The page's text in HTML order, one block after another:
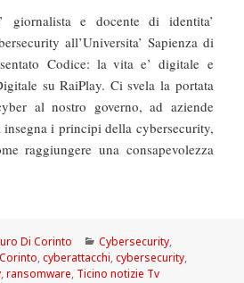
e docente di identita’
all’Universita’ Sapienza di
Codice: la vita e’ digitale e
su RaiPlay. Ci svela la portata
al nostro governo, ad aziende
i principi della cybersecurity,
raggiungere una consapevolezza
Di Corinto Categorie
Cybersecurity,
,cyberattacchi,cybersecurity,
,ransomware, Ticino notizie Tv